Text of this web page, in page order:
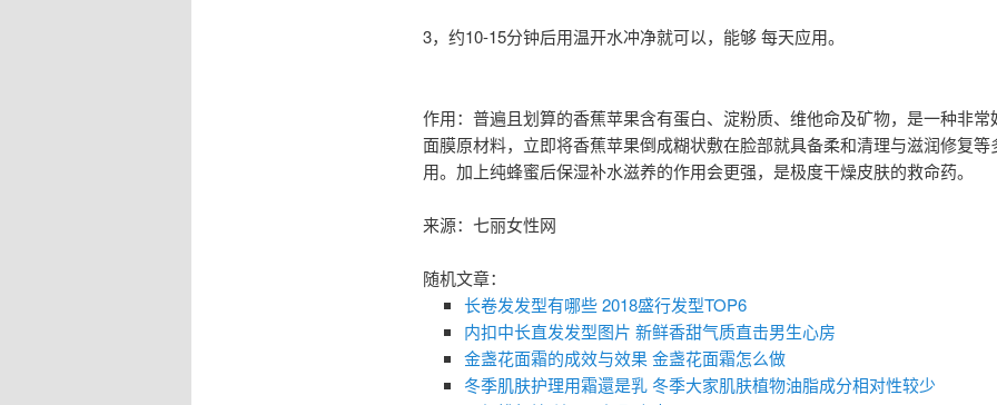
3，约10-15分钟后用温开水冲净就可以，能够 每天应用。
作用：普遍且划算的香蕉苹果含有蛋白、淀粉质、维他命及矿物，是一种非常
面膜原材料，立即将香蕉苹果倒成糊状敷在脸部就具备柔和清理与滋润修复等
用。加上纯蜂蜜后保湿补水滋养的作用会更强，是极度干燥皮肤的救命药。
来源：七丽女性网
随机文章：
长卷发发型有哪些 2018盛行发型TOP6
内扣中长直发发型图片 新鲜香甜气质直击男生心房
金盏花面霜的成效与效果 金盏花面霜怎么做
冬季肌肤护理用霜還是乳 冬季大家肌肤植物油脂成分相对性较少